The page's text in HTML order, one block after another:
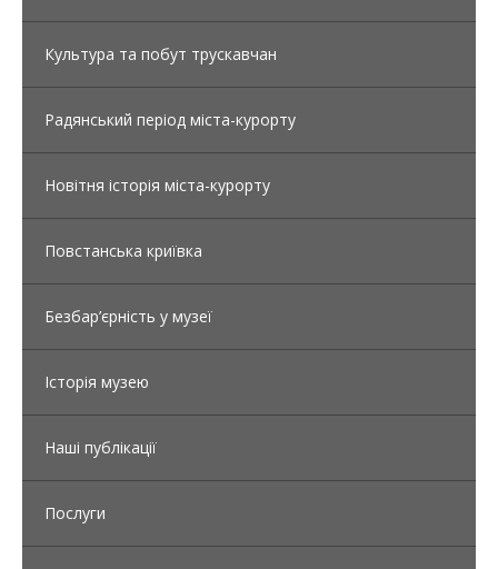
Культура та побут трускавчан
Радянський період міста-курорту
Новітня історія міста-курорту
Повстанська криївка
Безбар’єрність у музеї
Історія музею
Наші публікації
Послуги